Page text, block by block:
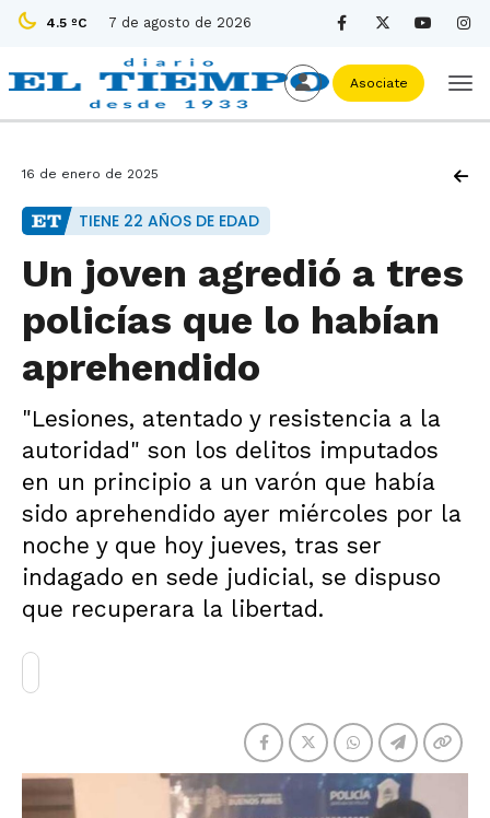
4.5 ºC 7 de agosto de 2026
Asociate
16 de enero de 2025
TIENE 22 AÑOS DE EDAD
Un joven agredió a tres
policías que lo habían
aprehendido
"Lesiones, atentado y resistencia a la
autoridad" son los delitos imputados
en un principio a un varón que había
sido aprehendido ayer miércoles por la
noche y que hoy jueves, tras ser
indagado en sede judicial, se dispuso
que recuperara la libertad.